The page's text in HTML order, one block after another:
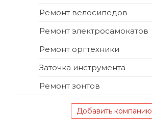
Ремонт велосипедов
Ремонт электросамокатов
Ремонт оргтехники
Заточка инструмента
Ремонт зонтов
Добавить компанию